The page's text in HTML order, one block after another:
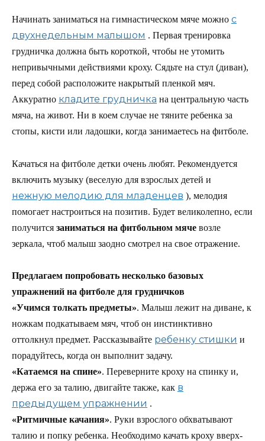
Начинать заниматься на гимнастическом мяче можно с
двухнедельным малышом . Первая тренировка
грудничка должна быть короткой, чтобы не утомить
непривычными действиями кроху. Сядьте на стул (диван),
перед собой расположите накрытый пленкой мяч.
Аккуратно кладите грудничка на центральную часть
мяча, на живот. Ни в коем случае не тяните ребенка за
стопы, кисти или ладошки, когда занимаетесь на фитболе.
Качаться на фитболе детки очень любят. Рекомендуется
включить музыку (веселую для взрослых детей и
нежную мелодию для младенцев ), мелодия
помогает настроиться на позитив. Будет великолепно, если
получится заниматься на фитбольном мяче возле
зеркала, чтоб малыш заодно смотрел на свое отражение.
Предлагаем попробовать несколько базовых
упражнений на фитболе для грудничков
«Учимся толкать предметы». Малыш лежит на диване, к
ножкам подкатываем мяч, чтоб он инстинктивно
оттолкнул предмет. Рассказывайте ребенку стишки и
порадуйтесь, когда он выполнит задачу.
«Катаемся на спине». Переверните кроху на спинку и,
держа его за талию, двигайте также, как в
предыдущем упражнении .
«Ритмичные качания». Руки взрослого обхватывают
талию и попку ребенка. Необходимо качать кроху вверх-